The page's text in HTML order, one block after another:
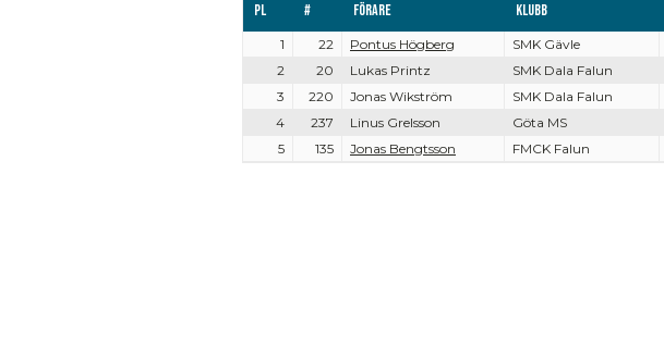
Pl # Förare Klubb
1 22 Pontus Högberg SMK Gävle
2
20 Lukas Printz SMK Dala Falun
3
220 Jonas Wikström SMK Dala Falun
4
237 Linus Grelsson Göta MS
5
135 Jonas Bengtsson FMCK Falun